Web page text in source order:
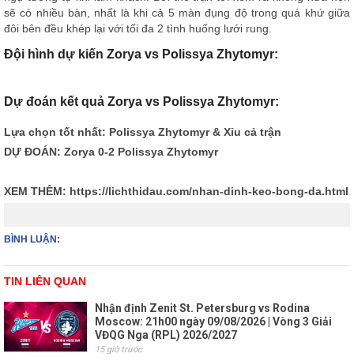
sẽ có nhiều bàn, nhất là khi cả 5 màn đụng độ trong quá khứ giữa
đôi bên đều khép lại với tối đa 2 tình huống lưới rung.
Đội hình dự kiến Zorya vs Polissya Zhytomyr:
Dự đoán kết quả Zorya vs Polissya Zhytomyr:
Lựa chọn tốt nhất: Polissya Zhytomyr & Xỉu cả trận
DỰ ĐOÁN: Zorya 0-2 Polissya Zhytomyr
XEM THÊM: https://lichthidau.com/nhan-dinh-keo-bong-da.html
BÌNH LUẬN:
TIN LIÊN QUAN
Nhận định Zenit St. Petersburg vs Rodina
Moscow: 21h00 ngày 09/08/2026 | Vòng 3 Giải
VĐQG Nga (RPL) 2026/2027
15 giờ trước